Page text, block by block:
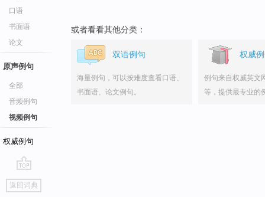
口语
书面语
论文
原声例句
全部
音频例句
视频例句
权威例句
go
top
返回词典
或者看看其他分类：
双语例句
海量例句，可以按难度查看口语、
书面语、论文例句。
权威
例句来自权威英文
等，提供最专业的